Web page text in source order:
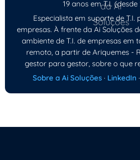
19 anos em T.I. (desde
Especialista em suporte de T.I.
empresas. À frente da Ai Soluções
ambiente de T.I. de empresas em
remoto, a partir de Ariquemes -
gestor para gestor, sobre o que
Sobre a Ai Soluções · LinkedIn ·